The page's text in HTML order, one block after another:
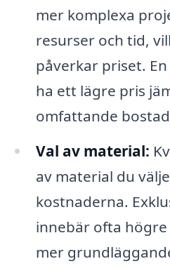
mer komplexa
resurser och tid,
påverkar priset.
ha ett lägre pris
omfattande
Val av material:
av material du
kostnaderna.
innebär ofta
mer